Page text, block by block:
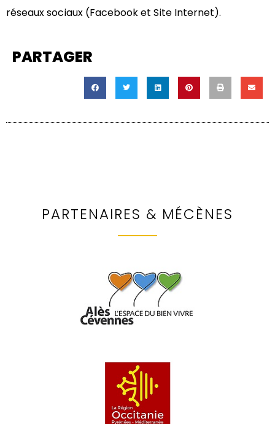
réseaux sociaux (Facebook et Site Internet).
PARTAGER
PARTENAIRES & MÉCÈNES